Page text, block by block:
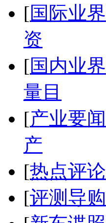
[国际业界
资
[国内业界
量目
[产业要闻
产
[热点评论
[评测导购